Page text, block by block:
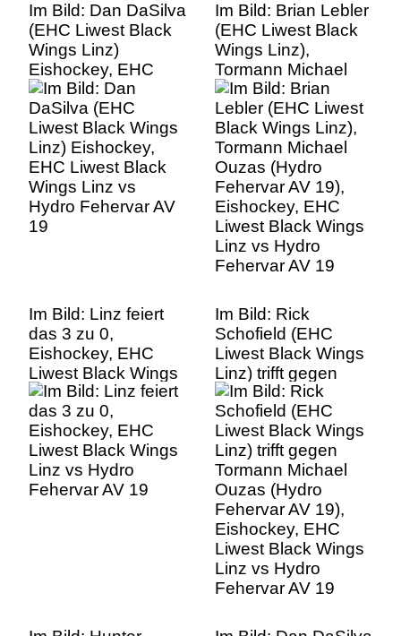
Im Bild: Dan DaSilva
(EHC Liwest Black
Wings Linz)
Eishockey, EHC
Liwest Black Wings
Linz vs Hydro
Fehervar AV 19
Im Bild: Brian Lebler
(EHC Liwest Black
Wings Linz),
Tormann Michael
Ouzas (Hydro
Fehervar AV 19),
Eishockey, EHC
Liwest Black Wings
Linz vs Hydro
Fehervar AV 19
Im Bild: Linz feiert
das 3 zu 0,
Eishockey, EHC
Liwest Black Wings
Linz vs Hydro
Fehervar AV 19
Im Bild: Rick
Schofield (EHC
Liwest Black Wings
Linz) trifft gegen
Tormann Michael
Ouzas (Hydro
Fehervar AV 19),
Eishockey, EHC
Liwest Black Wings
Linz vs Hydro
Fehervar AV 19